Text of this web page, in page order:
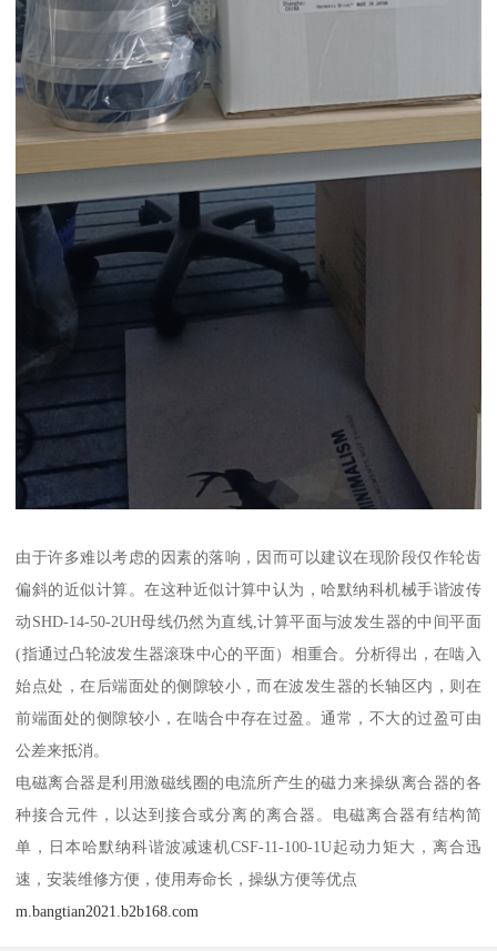
由于许多难以考虑的因素的落响，因而可以建议在现阶段仅作轮齿
偏斜的近似计算。在这种近似计算中认为，哈默纳科机械手谐波传
动SHD-14-50-2UH母线仍然为直线,计算平面与波发生器的中间平面
(指通过凸轮波发生器滚珠中心的平面）相重合。分析得出，在啮入
始点处，在后端面处的侧隙较小，而在波发生器的长轴区内，则在
前端面处的侧隙较小，在啮合中存在过盈。通常，不大的过盈可由
公差来抵消。
电磁离合器是利用激磁线圈的电流所产生的磁力来操纵离合器的各
种接合元件，以达到接合或分离的离合器。电磁离合器有结构简
单，日本哈默纳科谐波减速机CSF-11-100-1U起动力矩大，离合迅
速，安装维修方便，使用寿命长，操纵方便等优点
m.bangtian2021.b2b168.com